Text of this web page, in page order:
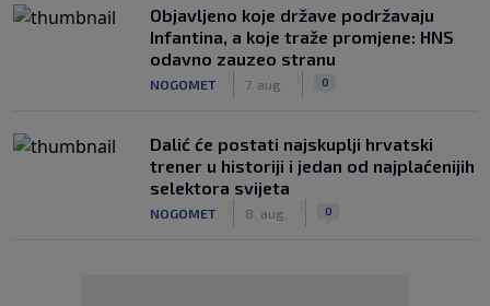
Objavljeno koje države podržavaju
Infantina, a koje traže promjene: HNS
odavno zauzeo stranu
NOGOMET 7. aug. 0
Dalić će postati najskuplji hrvatski
trener u historiji i jedan od najplaćenijih
selektora svijeta
NOGOMET 8. aug. 0